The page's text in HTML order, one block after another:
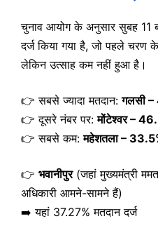
चुनाव आयोग के अनुसार सुबह
दर्ज किया गया है, जो पहले चरण
लेकिन उत्साह कम नहीं हुआ है।
👉 सबसे ज्यादा मतदान:गलसी
👉 दूसरे नंबर पर:मोंटेश्वर –
👉 सबसे कम:महेशतला –
👉 भवानीपुर(जहां मुख्यमंत्री
अधिकारी आमने-सामने हैं)
➡️ यहां 37.27% मतदान दर्ज